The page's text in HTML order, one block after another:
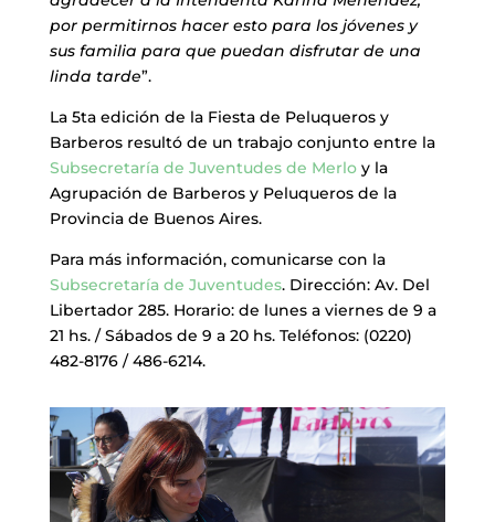
por permitirnos hacer esto para los jóvenes y
sus familia para que puedan disfrutar de una
linda tarde”.
La 5ta edición de la Fiesta de Peluqueros y
Barberos resultó de un trabajo conjunto entre la
Subsecretaría de Juventudes de Merloy la
Agrupación de Barberos y Peluqueros de la
Provincia de Buenos Aires.
Para más información, comunicarse con la
Subsecretaría de Juventudes. Dirección: Av. Del
Libertador 285. Horario: de lunes a viernes de 9 a
21 hs. / Sábados de 9 a 20 hs. Teléfonos: (0220)
482-8176 / 486-6214.